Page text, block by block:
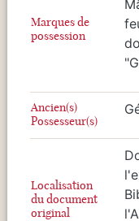
Marques de
possession
Ancien(s)
Possesseur(s)
Localisation
du document
original